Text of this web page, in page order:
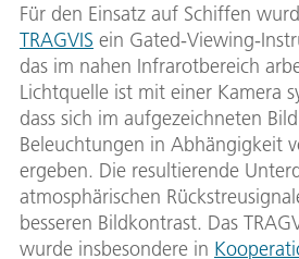
Für den Einsatz auf Schiffen
TRAGVIS ein Gated-Viewing-
das im nahen Infrarotbereich
Lichtquelle ist mit einer Kamera
dass sich im aufgezeichneten
Beleuchtungen in Abhängigkeit
ergeben. Die resultierende
atmosphärischen
besseren Bildkontrast. Das
wurde insbesondere in